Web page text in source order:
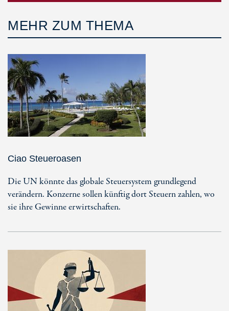
MEHR ZUM THEMA
Ciao Steueroasen
Die UN könnte das globale Steuersystem grundlegend
verändern. Konzerne sollen künftig dort Steuern zahlen, wo
sie ihre Gewinne erwirtschaften.